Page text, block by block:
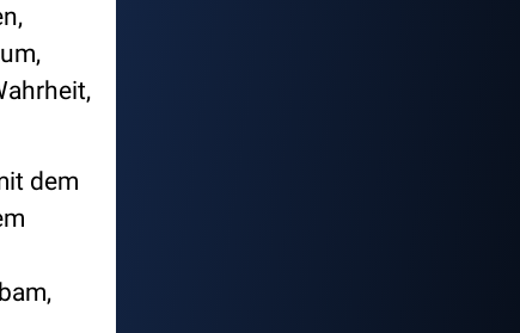
dem